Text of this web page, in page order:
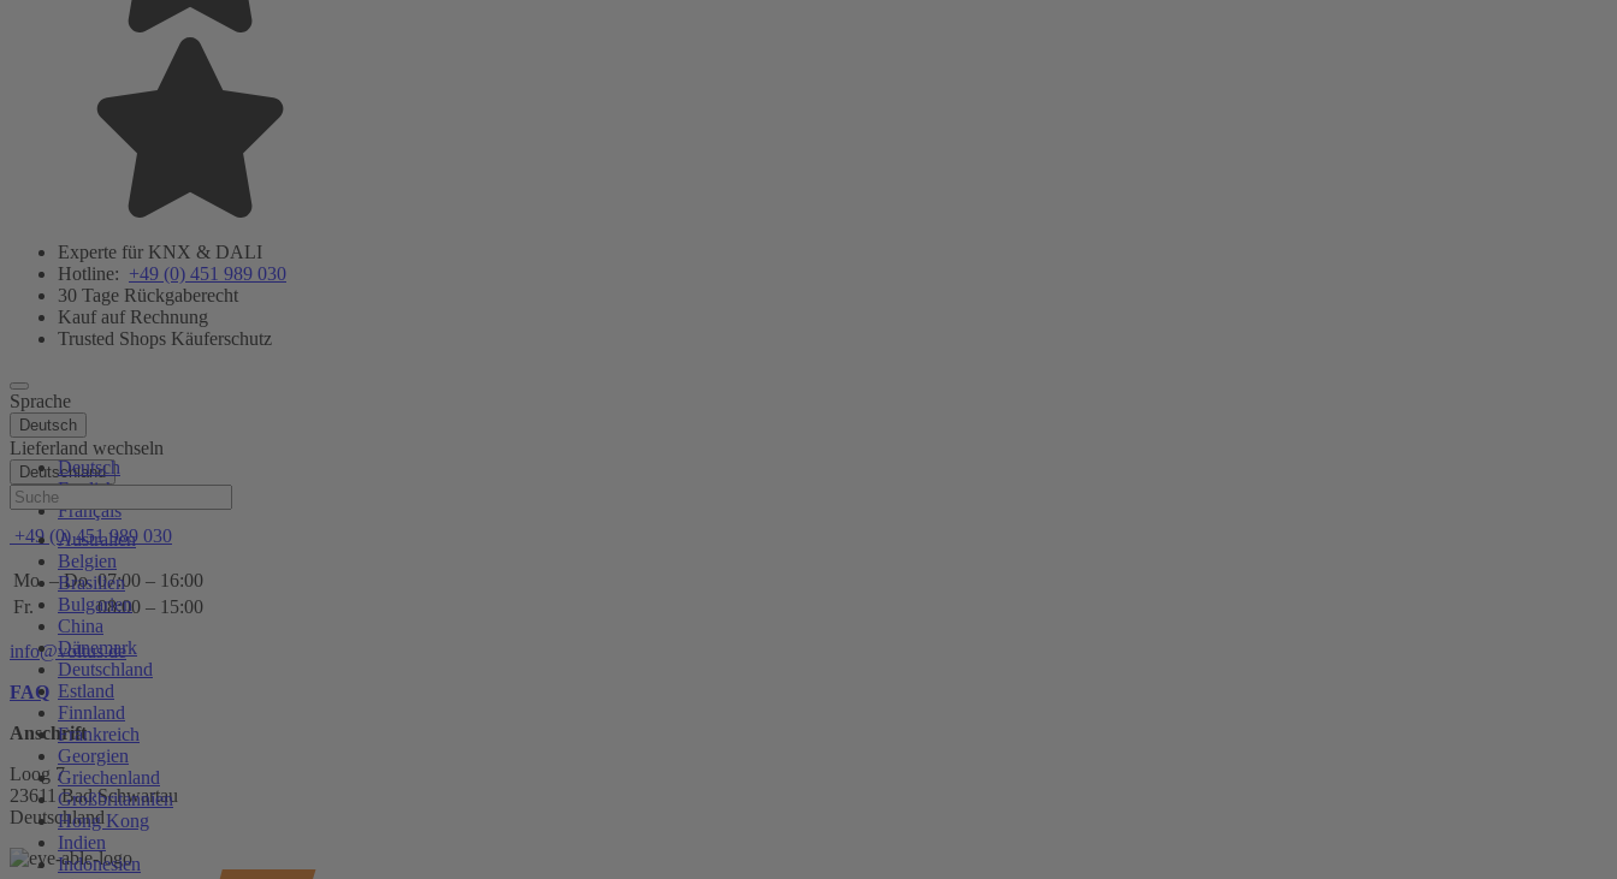
Experte für KNX & DALI
Hotline: +49 (0) 451 989 030
30 Tage Rückgaberecht
Kauf auf Rechnung
Trusted Shops Käuferschutz
Sprache
Deutsch
Deutsch
English
Français
Lieferland wechseln
Deutschland
Australien
Belgien
Brasilien
Bulgarien
China
Dänemark
Deutschland
Estland
Finnland
Frankreich
Georgien
Griechenland
Großbritannien
Hong Kong
Indien
Indonesien
Hilfe
+49 (0) 451 989 030
Mo. – Do. 07:00 – 16:00
Fr.
08:00 – 15:00
info@voltus.de
FAQ
Anschrift
Loog 7
23611 Bad Schwartau
Deutschland